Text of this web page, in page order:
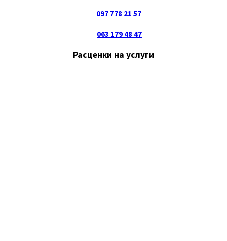
097 778 21 57
063 179 48 47
Расценки на услуги